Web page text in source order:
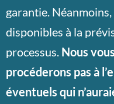
garantie.
disponibles à la
processus. Nous
procéderons pas à
éventuels qui